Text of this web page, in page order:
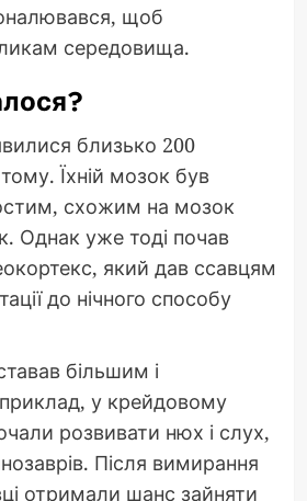
щоб
середовища.
близько 200
Їхній мозок був
схожим на мозок
Однак уже тоді почав
який дав ссавцям
до нічного способу
більшим і
у крейдовому
розвивати нюх і слух,
Після вимирання
отримали шанс зайняти